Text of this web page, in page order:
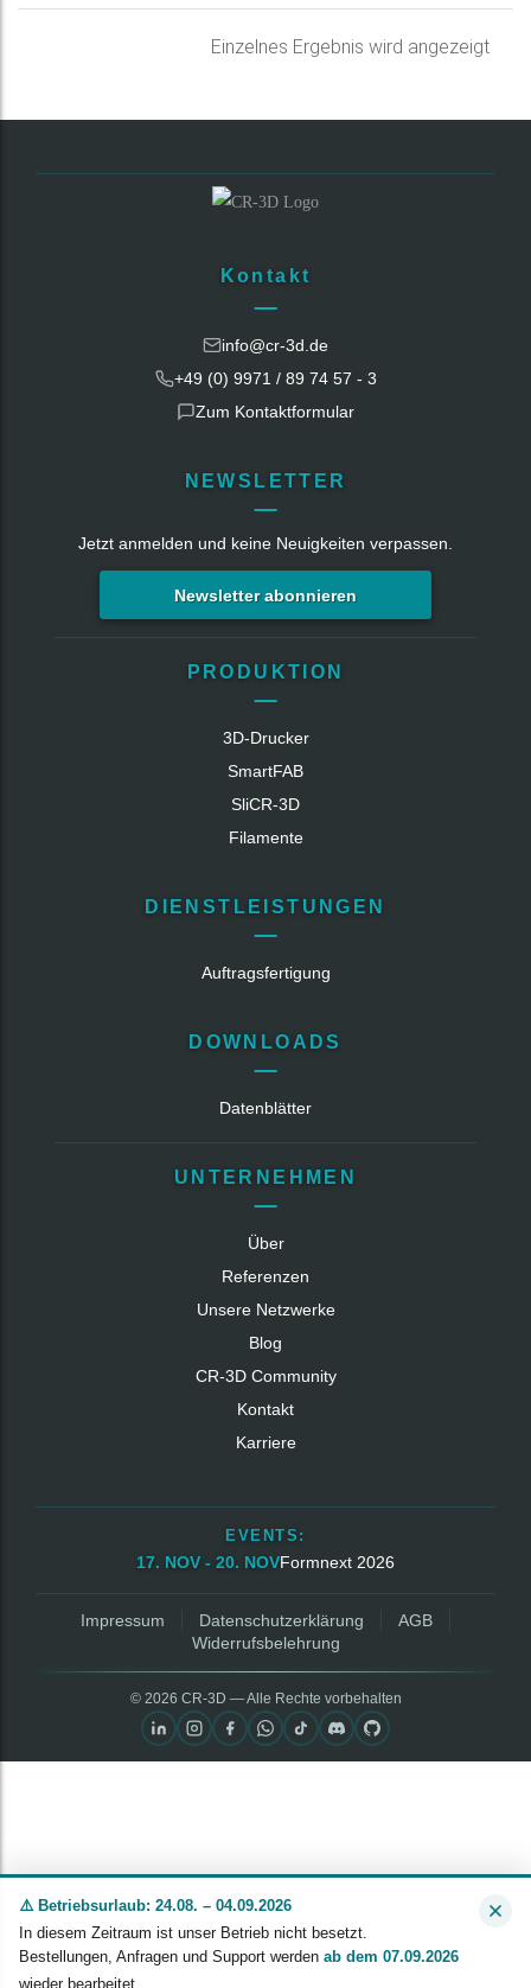
Einzelnes Ergebnis wird angezeigt
Kontakt
info@cr-3d.de
+49 (0) 9971 / 89 74 57 - 3
Zum Kontaktformular
NEWSLETTER
Jetzt anmelden und keine Neuigkeiten verpassen.
Newsletter abonnieren
PRODUKTION
3D-Drucker
SmartFAB
SliCR‑3D
Filamente
DIENSTLEISTUNGEN
Auftragsfertigung
DOWNLOADS
Datenblätter
UNTERNEHMEN
Über
Referenzen
Unsere Netzwerke
Blog
CR‑3D Community
Kontakt
Karriere
EVENTS:
17. NOV - 20. NOVFormnext 2026
Impressum Datenschutzerklärung
AGB
Widerrufsbelehrung
© 2026 CR‑3D — Alle Rechte vorbehalten
⚠️ Betriebsurlaub: 24.08. – 04.09.2026
In diesem Zeitraum ist unser Betrieb nicht besetzt.
Bestellungen, Anfragen und Support werden ab dem 07.09.2026
wieder bearbeitet.